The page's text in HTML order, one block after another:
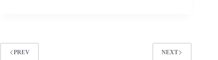
PREV NEXT